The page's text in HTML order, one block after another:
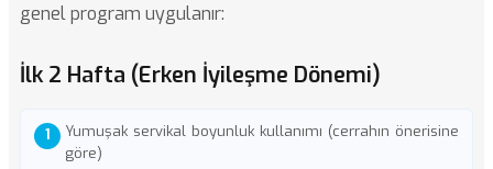
genel program uygulanır:
İlk 2 Hafta (Erken İyileşme Dönemi)
Yumuşak servikal boyunluk kullanımı (cerrahın önerisine
göre)